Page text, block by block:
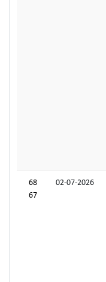
68
67
02-07-2026